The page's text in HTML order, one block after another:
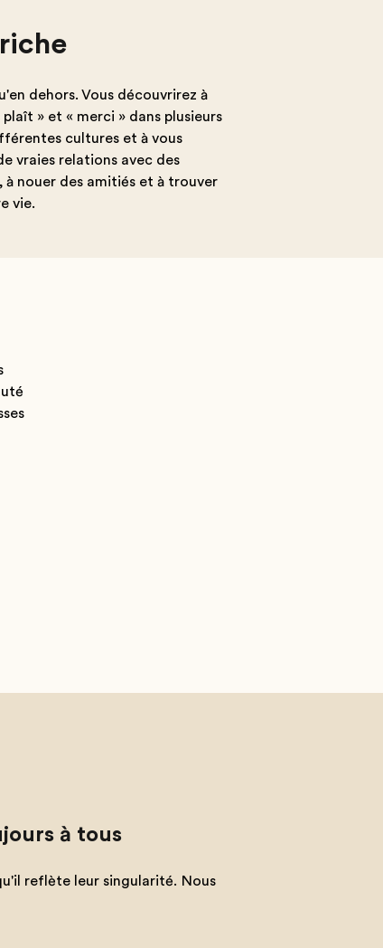
dehors. Vous découvrirez à
» et « merci » dans plusieurs
cultures et à vous
vraies relations avec des
à nouer des amitiés et à trouver
vie.
à tous
reflète leur singularité. Nous